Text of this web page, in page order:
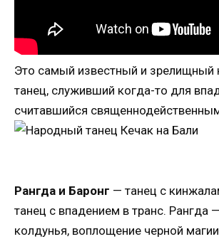
Это самый известный и зрелищный
танец, служивший когда-то для
считавшийся
Рангда и Баронг — танец с
танец с впадением в транс. Рангда
колдунья, воплощение черной